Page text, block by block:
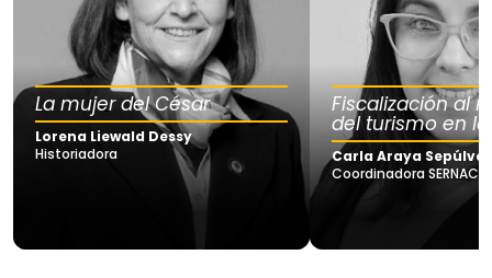
La mujer del César
Lorena Liewald Dessy
Historiadora
Fiscalización al
del turismo en
Carla Araya
Coordinadora SERNAC